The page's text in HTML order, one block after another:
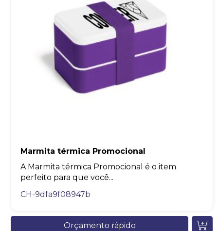
Marmita térmica Promocional
A Marmita térmica Promocional é o item
perfeito para que você...
CH-9dfa9f08947b
Orçamento rápido